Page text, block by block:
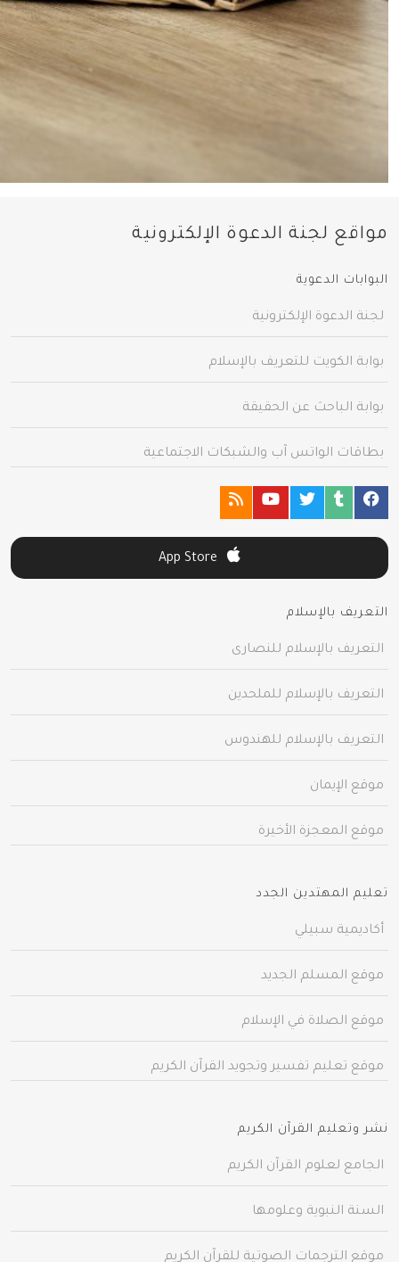
مواقع لجنة الدعوة الإلكترونية
البوابات الدعوية
لجنة الدعوة الإلكترونية
بوابة الكويت للتعريف بالإسلام
بوابة الباحث عن الحقيقة
بطاقات الواتس آب والشبكات الاجتماعية
التعريف بالإسلام
التعريف بالإسلام للنصارى
التعريف بالإسلام للملحدين
التعريف بالإسلام للهندوس
موقع الإيمان
موقع المعجزة الأخيرة
تعليم المهتدين الجدد
أكاديمية سبيلي
موقع المسلم الجديد
موقع الصلاة في الإسلام
موقع تعليم تفسير وتجويد القرآن الكريم
نشر وتعليم القرآن الكريم
الجامع لعلوم القرآن الكريم
السنة النبوية وعلومها
موقع الترجمات الصوتية للقرآن الكريم